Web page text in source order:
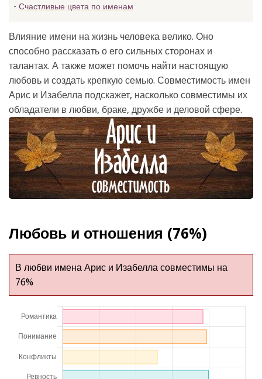
Счастливые цвета по именам
Влияние имени на жизнь человека велико. Оно
способно рассказать о его сильных сторонах и
талантах. А также может помочь найти настоящую
любовь и создать крепкую семью. Совместимость имен
Арис и Изабелла подскажет, насколько совместимы их
обладатели в любви, браке, дружбе и деловой сфере.
Любовь и отношения (76%)
В любви имена Арис и Изабелла совместимы на
76%